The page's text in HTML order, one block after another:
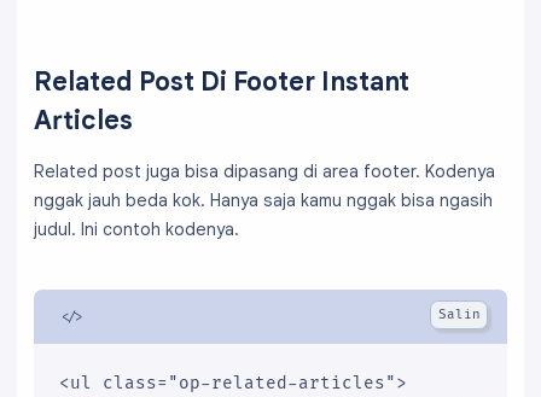
Related Post Di Footer Instant
Articles
Related post juga bisa dipasang di area footer. Kodenya
nggak jauh beda kok. Hanya saja kamu nggak bisa ngasih
judul. Ini contoh kodenya.
<ul class="op-related-articles">